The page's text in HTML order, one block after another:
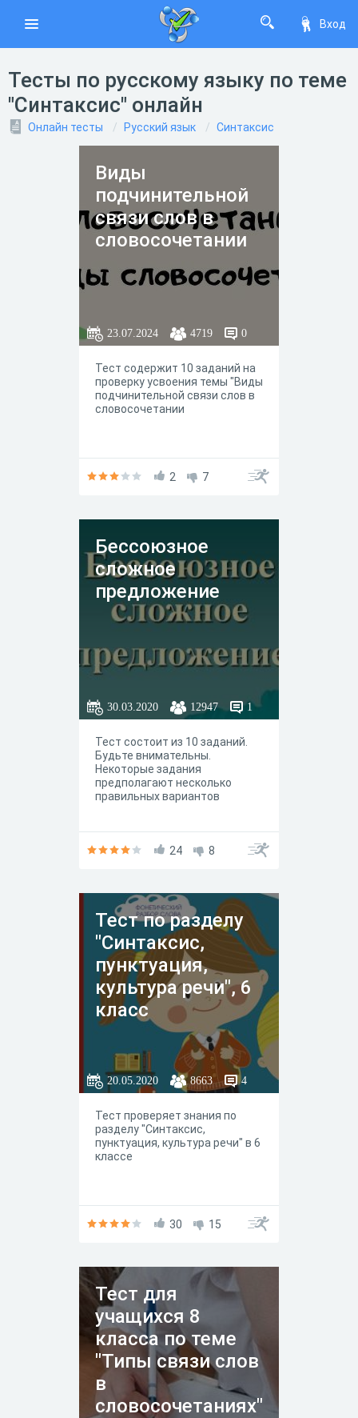
Вход
Тесты по русскому языку по теме
"Синтаксис" онлайн
Онлайн тесты Русский язык Синтаксис
Виды
подчинительной
связи слов в
словосочетании
23.07.2024 4719 0
Тест содержит 10 заданий на
проверку усвоения темы "Виды
подчинительной связи слов в
словосочетании
2 7
Бессоюзное
сложное
предложение
30.03.2020 12947 1
Тест состоит из 10 заданий.
Будьте внимательны.
Некоторые задания
предполагают несколько
правильных вариантов
24 8
Тест по разделу
"Синтаксис,
пунктуация,
культура речи", 6
класс
20.05.2020 8663 4
Тест проверяет знания по
разделу "Синтаксис,
пунктуация, культура речи" в 6
классе
30 15
Тест для
учащихся 8
класса по теме
"Типы связи слов
в
словосочетаниях"